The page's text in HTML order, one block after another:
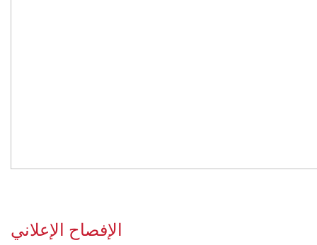
الإفصاح الإعلاني